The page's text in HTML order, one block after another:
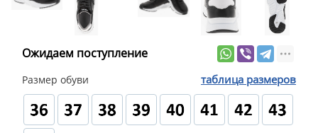
Ожидаем поступление
Размер обуви таблица размеров